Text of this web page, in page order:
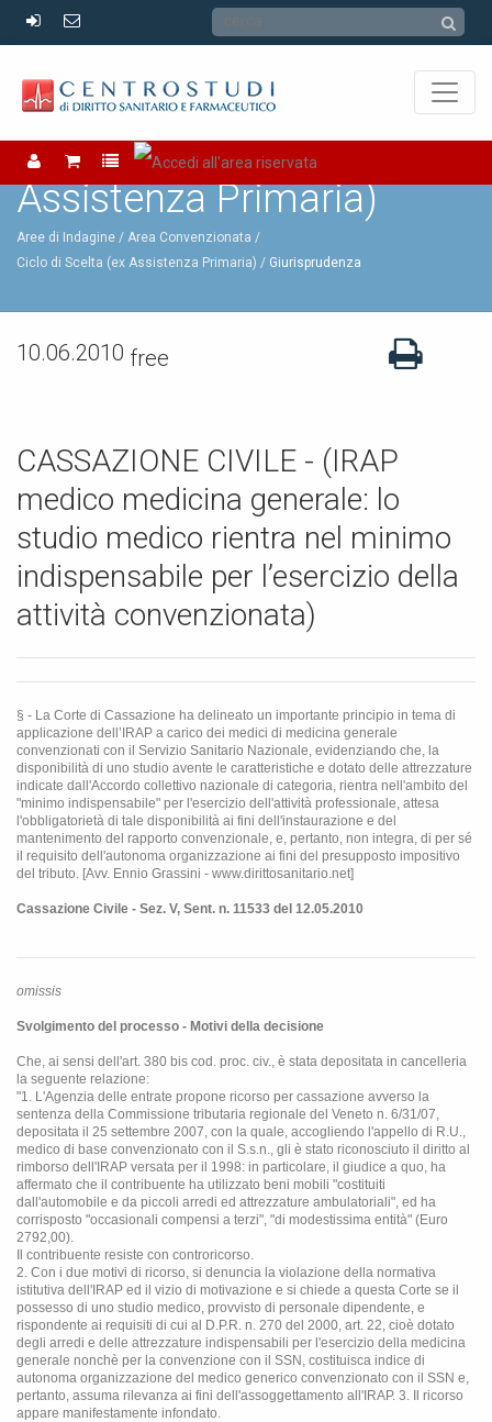
Ciclo di Scelta (ex
Assistenza Primaria)
Aree di Indagine / Area Convenzionata /
Ciclo di Scelta (ex Assistenza Primaria)
Giurisprudenza
10.06.2010 free
CASSAZIONE CIVILE - (IRAP
medico medicina generale: lo
studio medico rientra nel minimo
indispensabile per l’esercizio della
attività convenzionata)
§ - La Corte di Cassazione ha delineato un importante principio in tema di
applicazione dell’IRAP a carico dei medici di medicina generale
convenzionati con il Servizio Sanitario Nazionale, evidenziando che, la
disponibilità di uno studio avente le caratteristiche e dotato delle attrezzature
indicate dall'Accordo collettivo nazionale di categoria, rientra nell'ambito del
"minimo indispensabile" per l'esercizio dell'attività professionale, attesa
l'obbligatorietà di tale disponibilità ai fini dell'instaurazione e del
mantenimento del rapporto convenzionale, e, pertanto, non integra, di per sé
il requisito dell'autonoma organizzazione ai fini del presupposto impositivo
del tributo. [Avv. Ennio Grassini - www.dirittosanitario.net]
Cassazione Civile - Sez. V, Sent. n. 11533 del 12.05.2010
omissis
Svolgimento del processo - Motivi della decisione
Che, ai sensi dell'art. 380 bis cod. proc. civ., è stata depositata in cancelleria
la seguente relazione:
"1. L'Agenzia delle entrate propone ricorso per cassazione avverso la
sentenza della Commissione tributaria regionale del Veneto n. 6/31/07,
depositata il 25 settembre 2007, con la quale, accogliendo l'appello di R.U.,
medico di base convenzionato con il S.s.n., gli è stato riconosciuto il diritto al
rimborso dell'IRAP versata per il 1998: in particolare, il giudice a quo, ha
affermato che il contribuente ha utilizzato beni mobili "costituiti
dall'automobile e da piccoli arredi ed attrezzature ambulatoriali", ed ha
corrisposto "occasionali compensi a terzi", "di modestissima entità" (Euro
2792,00).
Il contribuente resiste con controricorso.
2. Con i due motivi di ricorso, si denuncia la violazione della normativa
istitutiva dell'IRAP ed il vizio di motivazione e si chiede a questa Corte se il
possesso di uno studio medico, provvisto di personale dipendente, e
rispondente ai requisiti di cui al D.P.R. n. 270 del 2000, art. 22, cioè dotato
degli arredi e delle attrezzature indispensabili per l'esercizio della medicina
generale nonchè per la convenzione con il SSN, costituisca indice di
autonoma organizzazione del medico generico convenzionato con il SSN e,
pertanto, assuma rilevanza ai fini dell'assoggettamento all'IRAP. 3. Il ricorso
appare manifestamente infondato.